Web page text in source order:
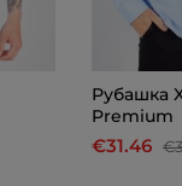
Рубашка
Premium
€31.46